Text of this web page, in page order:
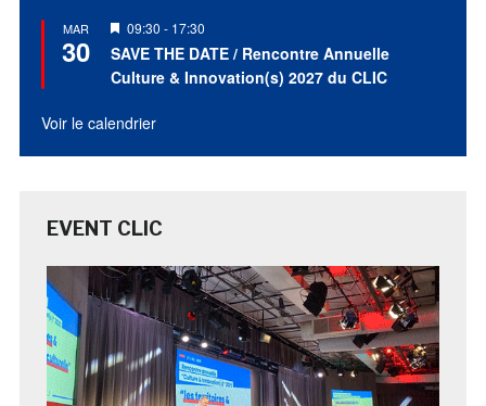
MAR
30
Mis
en
avant
09:30 - 17:30
SAVE THE DATE / Rencontre Annuelle
Culture & Innovation(s) 2027 du CLIC
Voir le calendrier
EVENT CLIC